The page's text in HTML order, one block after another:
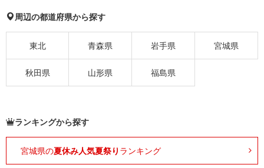
周辺の都道府県から探す
東北 青森県 岩手県 宮城県
秋田県 山形県 福島県
ランキングから探す
宮城県の夏休み人気夏祭り ランキング